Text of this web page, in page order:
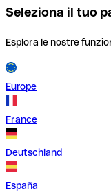
Seleziona il tuo
Esplora le nostre
Europe
France
Deutschland
España